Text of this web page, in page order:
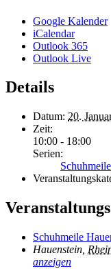
Google Kalender
iCalendar
Outlook 365
Outlook Live
Details
Datum: 20.
Zeit:
10:00 - 18:00
Serien:
Schuhmeile
Hauenstein
anzeigen